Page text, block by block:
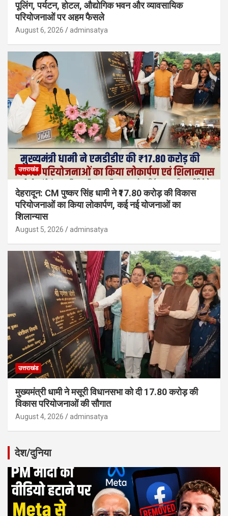
पूलिंग, पर्यटन, होटल, औद्योगिक भवन और व्यावसायिक
परियोजनाओं पर अहम फैसले
August 6, 2026 adminsatya
उत्तराखंड
देहरादून: CM पुष्कर सिंह धामी ने ₹17.80 करोड़ की विकास
परियोजनाओं का किया लोकार्पण, कई नई योजनाओं का
शिलान्यास
August 5, 2026 adminsatya
उत्तराखंड
मुख्यमंत्री धामी ने मसूरी विधानसभा को दी 17.80 करोड़ की
विकास परियोजनाओं की सौगात
August 4, 2026 adminsatya
देश/दुनिया